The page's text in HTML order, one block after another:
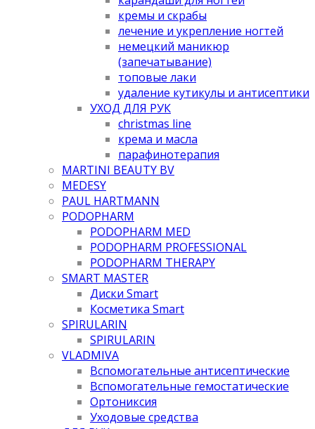
кремы и скрабы
лечение и укрепление ногтей
немецкий маникюр
(запечатывание)
топовые лаки
удаление кутикулы и антисептики
УХОД ДЛЯ РУК
christmas line
крема и масла
парафинотерапия
MARTINI BEAUTY BV
MEDESY
PAUL HARTMANN
PODOPHARM
PODOPHARM MED
PODOPHARM PROFESSIONAL
PODOPHARM THERAPY
SMART MASTER
Диски Smart
Косметика Smart
SPIRULARIN
SPIRULARIN
VLADMIVA
Вспомогательные антисептические
Вспомогательные гемостатические
Ортониксия
Уходовые средства